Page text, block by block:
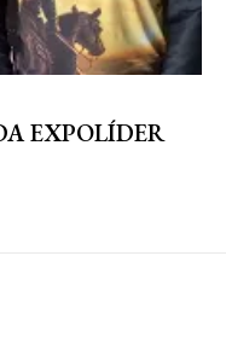
EXPOLÍDER